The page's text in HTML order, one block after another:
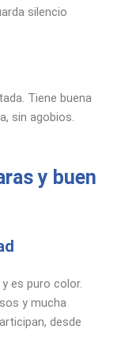
silencio
Tiene buena
sin agobios.
y buen
es puro color.
y mucha
desde